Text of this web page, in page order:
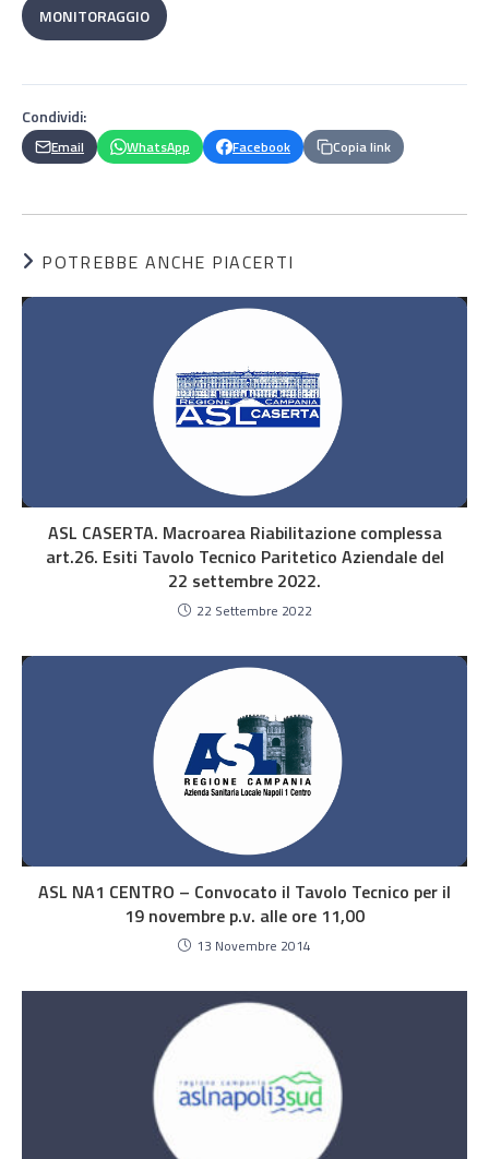
MONITORAGGIO
Condividi:
Email WhatsApp Facebook Copia link
POTREBBE ANCHE PIACERTI
ASL CASERTA. Macroarea Riabilitazione complessa
art.26. Esiti Tavolo Tecnico Paritetico Aziendale del
22 settembre 2022.
22 Settembre 2022
ASL NA1 CENTRO – Convocato il Tavolo Tecnico per il
19 novembre p.v. alle ore 11,00
13 Novembre 2014